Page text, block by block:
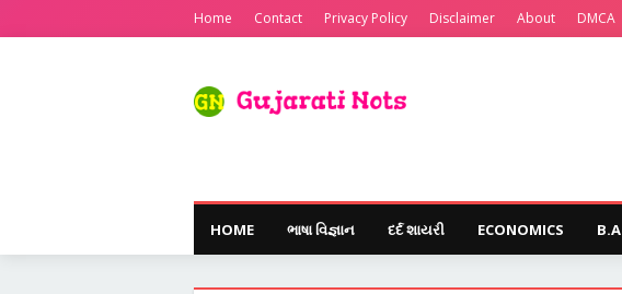
Home Contact Privacy Policy Disclaimer About DMCA
HOME ભાષા વિજ્ઞાન દર્દ શાયરી ECONOMICS B.A